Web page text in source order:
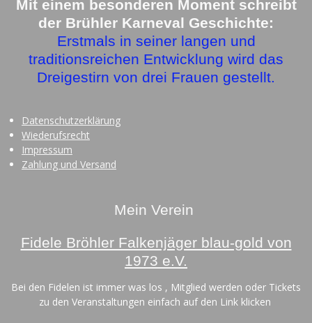
k
a
m
Mit einem besonderen Moment schreibt
der Brühler Karneval Geschichte:
Erstmals in seiner langen und
traditionsreichen Entwicklung wird das
Dreigestirn von drei Frauen gestellt.
Datenschutzerklärung
Wiederufsrecht
Impressum
Zahlung und Versand
Mein Verein
Fidele Bröhler Falkenjäger blau-gold von
1973 e.V.
Bei den Fidelen ist immer was los , Mitglied werden oder Tickets
zu den Veranstaltungen einfach auf den Link klicken